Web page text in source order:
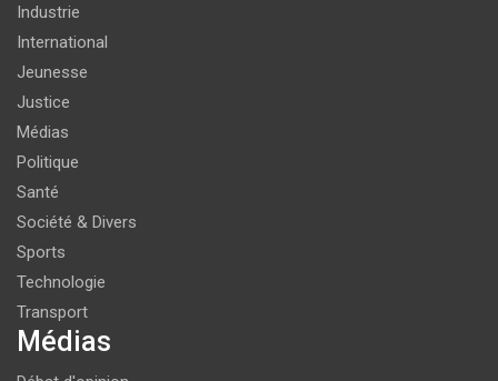
Industrie
International
Jeunesse
Justice
Médias
Politique
Santé
Société & Divers
Sports
Technologie
Transport
Médias